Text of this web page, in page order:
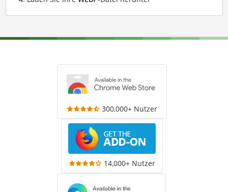
300,000+ Nutzer
14,000+ Nutzer